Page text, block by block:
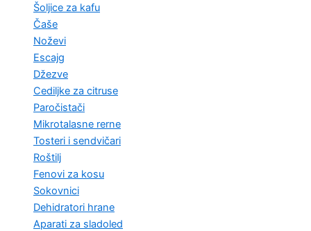
Šoljice za kafu
Čaše
Noževi
Escajg
Džezve
Cediljke za citruse
Paročistači
Mikrotalasne rerne
Tosteri i sendvičari
Roštilj
Fenovi za kosu
Sokovnici
Dehidratori hrane
Aparati za sladoled